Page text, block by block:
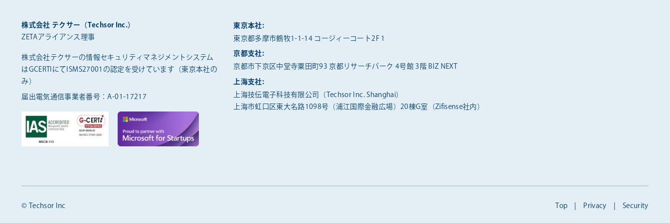
株式会社 テクサー（Techsor Inc.）
ZETAアライアンス理事
株式会社テクサーの情報セキュリティマネジメントシステム
はGCERTIにてISMS27001の認定を受けています（東京本社の
み）
届出電気通信事業者番号：A-01-17217
東京本社:
東京都多摩市鶴牧1-1-14 コージィーコート2F 1
京都支社:
京都市下京区中堂寺粟田町93 京都リサーチパーク 4号館 3階 BIZ NEXT
上海支社:
上海技伝電子科技有限公司（Techsor Inc. Shanghai）
上海市虹口区東大名路1098号（浦江国際金融広場）20棟G室（Zifisense社内）
© Techsor Inc Top Privacy Security